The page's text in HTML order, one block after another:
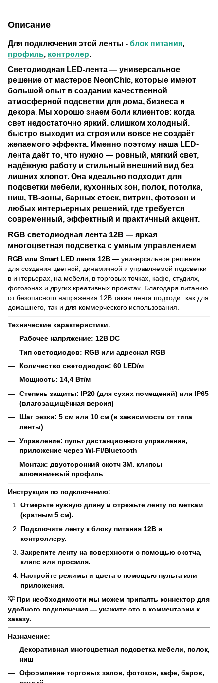
Описание
Для подключения этой ленты - блок питания
профиль контролер
Светодиодная LED-лента — универсальное
решение от мастеров NeonChic, которые имеют
большой опыт в создании качественной
атмосферной подсветки для дома, бизнеса и
декора. Мы хорошо знаем боли клиентов: когда
свет недостаточно яркий, слишком холодный,
быстро выходит из строя или вовсе не создаёт
желаемого эффекта. Именно поэтому наша LED-
лента даёт то, что нужно — ровный, мягкий свет,
надёжную работу и стильный внешний вид без
лишних хлопот. Она идеально подходит для
подсветки мебели, кухонных зон, полок, потолка,
ниш, ТВ-зоны, барных стоек, витрин, фотозон и
любых интерьерных решений, где требуется
современный, эффектный и практичный акцент.
RGB светодиодная лента 12В — яркая
многоцветная подсветка с умным управлением
RGB или Smart LED лента 12В — универсальное решение
для создания цветной, динамичной и управляемой подсветки
в интерьерах, на мебели, в торговых точках, кафе, студиях,
фотозонах и других креативных проектах. Благодаря питанию
от безопасного напряжения 12В такая лента подходит как для
домашнего, так и для коммерческого использования.
Технические характеристики:
Рабочее напряжение: 12В DC
Тип светодиодов: RGB или адресная RGB
Количество светодиодов: 60 LED/м
Мощность: 14,4 Вт/м
Степень защиты: IP20 (для сухих помещений) или IP65
(влагозащищённая версия)
Шаг резки: 5 см или 10 см (в зависимости от типа
ленты)
Управление: пульт дистанционного управления,
приложение через Wi-Fi/Bluetooth
Монтаж: двусторонний скотч 3M, клипсы,
алюминиевый профиль
Инструкция по подключению:
Отмерьте нужную длину и отрежьте ленту по меткам
(кратным 5 см).
Подключите ленту к блоку питания 12В и
контроллеру.
Закрепите ленту на поверхности с помощью скотча,
клипс или профиля.
Настройте режимы и цвета с помощью пульта или
приложения.
💡 При необходимости мы можем припаять коннектор для
удобного подключения — укажите это в комментарии к
заказу.
Назначение:
Декоративная многоцветная подсветка мебели, полок,
ниш
Оформление торговых залов, фотозон, кафе, баров,